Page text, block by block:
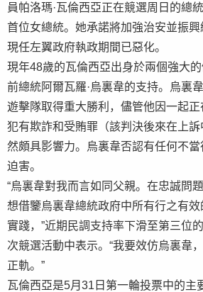
員帕洛瑪·瓦倫西亞正在競選周日的總
首位女總統。她承諾將加強治安並振
現任左翼政府執政期間已惡化。
現年48歲的瓦倫西亞出身於兩個強大
前總統阿爾瓦羅·烏裏韋的支持。烏裏
遊擊隊取得重大勝利，儘管他因一起
犯有欺詐和受賄罪（該判決後來在上
然頗具影響力。烏裏韋否認有任何不
迫害。
“烏裏韋對我而言如同父親。在忠誠問
想借鑒烏裏韋總統政府中所有行之有
實踐，”近期民調支持率下滑至第三位
次競選活動中表示。“我要效仿烏裏韋
正軌。”
瓦倫西亞是5月31日第一輪投票中的主